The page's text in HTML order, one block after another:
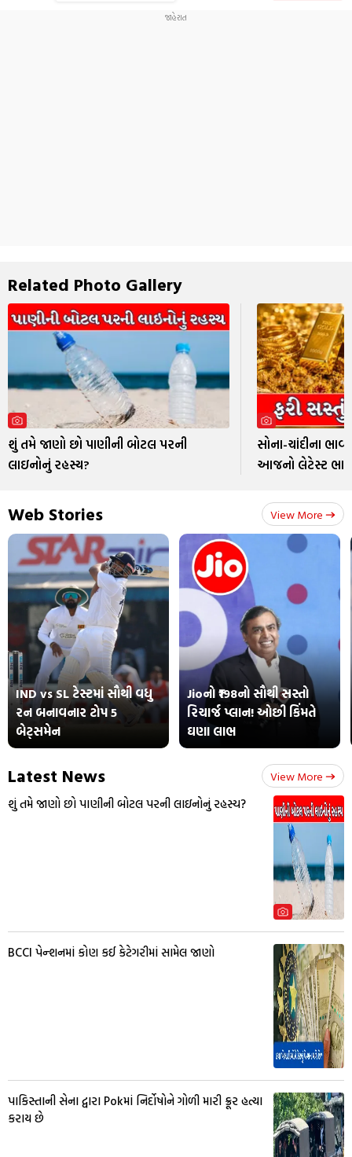
Related Photo Gallery
શું તમે જાણો છો પાણીની બોટલ પરની
લાઇનોનું રહસ્ય?
સોના-ચાંદીના
આજનો લેટેસ્ટ
Web Stories View More
IND vs SL ટેસ્ટમાં સૌથી વધુ
રન બનાવનાર ટોપ 5
બેટ્સમેન
Jioનો ₹198નો સૌથી સસ્તો
રિચાર્જ પ્લાન! ઓછી કિંમતે
ઘણા લાભ
Latest News View More
શું તમે જાણો છો પાણીની બોટલ પરની લાઇનોનું રહસ્ય?
BCCI પેન્શનમાં કોણ કઈ કેટેગરીમાં સામેલ જાણો
પાકિસ્તાની સેના દ્વારા Pokમાં નિર્દોષોને ગોળી મારી ક્રૂર હત્યા
કરાય છે